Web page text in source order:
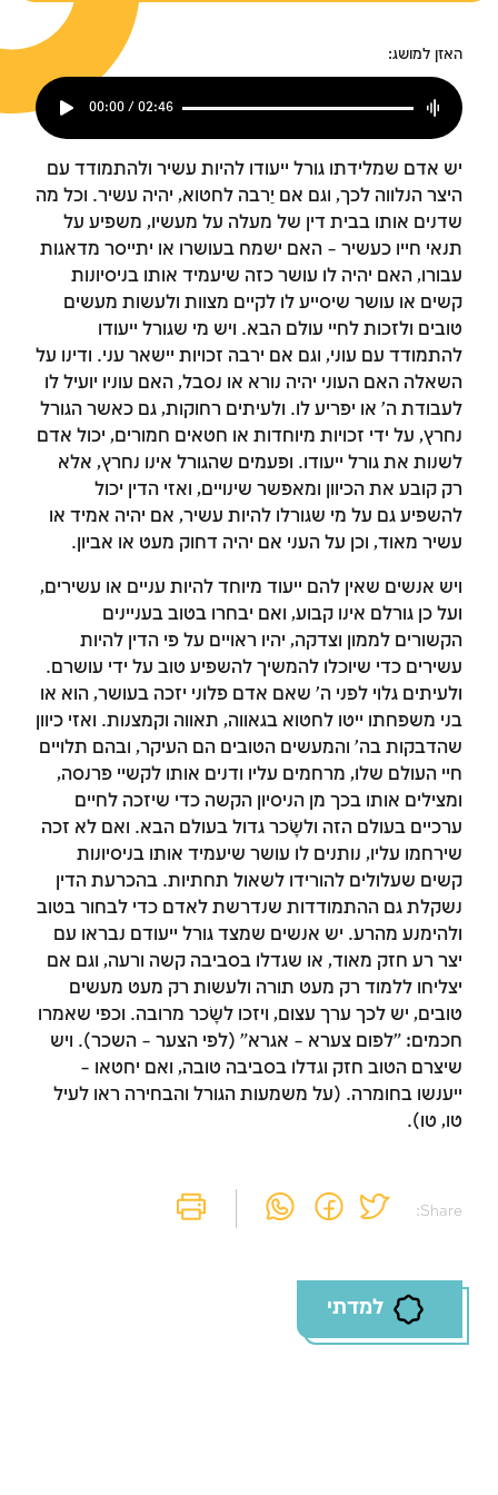
האזן למושג:
00:00 / 02:46
Share:
יש אדם שמלידתו גורל ייעודו להיות עשיר ולהתמודד עם
היצר הנלווה לכך, וגם אם יַרבה לחטוא, יהיה עשיר. וכל מה
שדנים אותו בבית דין של מעלה על מעשיו, משפיע על
תנאי חייו כעשיר – האם ישמח בעושרו או יתייסר מדאגות
עבורו, האם יהיה לו עושר כזה שיעמיד אותו בניסיונות
קשים או עושר שיסייע לו לקיים מצוות ולעשות מעשים
טובים ולזכות לחיי עולם הבא. ויש מי שגורל ייעודו
להתמודד עם עוני, וגם אם ירבה זכויות יישאר עני. ודינו על
השאלה האם העוני יהיה נורא או נסבל, האם עוניו יועיל לו
לעבודת ה' או יפריע לו. ולעיתים רחוקות, גם כאשר הגורל
נחרץ, על ידי זכויות מיוחדות או חטאים חמורים, יכול אדם
לשנות את גורל ייעודו. ופעמים שהגורל אינו נחרץ, אלא
רק קובע את הכיוון ומאפשר שינויים, ואזי הדין יכול
להשפיע גם על מי שגורלו להיות עשיר, אם יהיה אמיד או
עשיר מאוד, וכן על העני אם יהיה דחוק מעט או אביון.
ויש אנשים שאין להם ייעוד מיוחד להיות עניים או עשירים,
ועל כן גורלם אינו קבוע, ואם יבחרו בטוב בעניינים
הקשורים לממון וצדקה, יהיו ראויים על פי הדין להיות
עשירים כדי שיוכלו להמשיך להשפיע טוב על ידי עושרם.
ולעיתים גלוי לפני ה' שאם אדם פלוני יזכה בעושר, הוא או
בני משפחתו ייטו לחטוא בגאווה, תאווה וקמצנות. ואזי כיוון
שהדבקות בה' והמעשים הטובים הם העיקר, ובהם תלויים
חיי העולם שלו, מרחמים עליו ודנים אותו לקשיי פרנסה,
ומצילים אותו בכך מן הניסיון הקשה כדי שיזכה לחיים
ערכיים בעולם הזה ולשָׂכר גדול בעולם הבא. ואם לא זכה
שירחמו עליו, נותנים לו עושר שיעמיד אותו בניסיונות
קשים שעלולים להורידו לשאול תחתיות. בהכרעת הדין
נשקלת גם ההתמודדות שנדרשת לאדם כדי לבחור בטוב
ולהימנע מהרע. יש אנשים שמצד גורל ייעודם נבראו עם
יצר רע חזק מאוד, או שגדלו בסביבה קשה ורעה, וגם אם
יצליחו ללמוד רק מעט תורה ולעשות רק מעט מעשים
טובים, יש לכך ערך עצום, ויזכו לשָׂכר מרובה. וכפי שאמרו
חכמים: "לפום צערא – אגרא" (לפי הצער – השכר). ויש
שיצרם הטוב חזק וגדלו בסביבה טובה, ואם יחטאו –
ייענשו בחומרה. (על משמעות הגורל והבחירה ראו לעיל
טו, טו).
למדתי